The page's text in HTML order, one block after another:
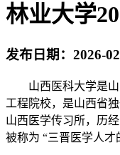
林业大学
发布日期： 2026-
山西医科大学是山
工程院校，是山西省
山西医学传习所，历
被称为 “三晋医学人才